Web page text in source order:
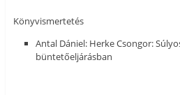
Könyvismertetés
Antal Dániel: Herke Csongor:
büntetőeljárásban